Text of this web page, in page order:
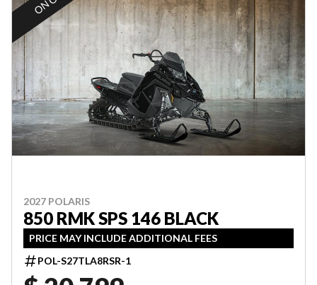
2027 POLARIS
850 RMK SPS 146 BLACK
PRICE MAY INCLUDE ADDITIONAL FEES
POL-S27TLA8RSR-1